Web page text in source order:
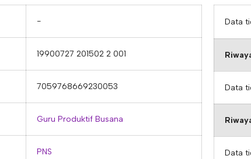
−
19900727 201502 2 001
7059768669230053
Guru Produktif Busana
PNS
Data
Data
Data